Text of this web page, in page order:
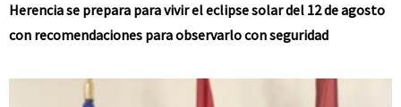
Herencia se prepara para vivir el eclipse solar del 12 de agosto
con recomendaciones para observarlo con seguridad